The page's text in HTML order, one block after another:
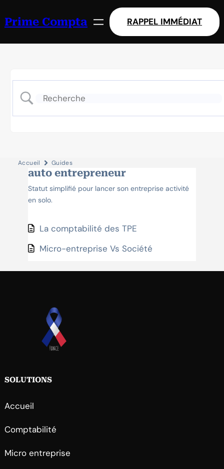
Prime Compta RAPPEL IMMÉDIAT
Accueil Guides
auto entrepreneur
Statut simplifié pour lancer son entreprise activité
en solo.
La comptabilité des TPE
Micro-entreprise Vs Société
SOLUTIONS
Accueil
Comptabilité
Micro entreprise